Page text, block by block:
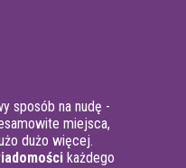
sposób na nudę -
miejsca,
dużo więcej.
każdego